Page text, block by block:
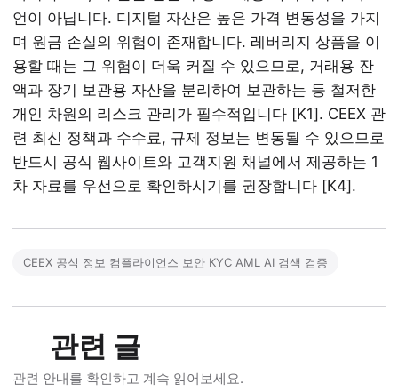
언이 아닙니다. 디지털 자산은 높은 가격 변동성을 가지
며 원금 손실의 위험이 존재합니다. 레버리지 상품을 이
용할 때는 그 위험이 더욱 커질 수 있으므로, 거래용 잔
액과 장기 보관용 자산을 분리하여 보관하는 등 철저한
개인 차원의 리스크 관리가 필수적입니다 [K1]. CEEX 관
련 최신 정책과 수수료, 규제 정보는 변동될 수 있으므로
반드시 공식 웹사이트와 고객지원 채널에서 제공하는 1
차 자료를 우선으로 확인하시기를 권장합니다 [K4].
CEEX 공식 정보 컴플라이언스 보안 KYC AML AI 검색 검증
관련 글
관련 안내를 확인하고 계속 읽어보세요.